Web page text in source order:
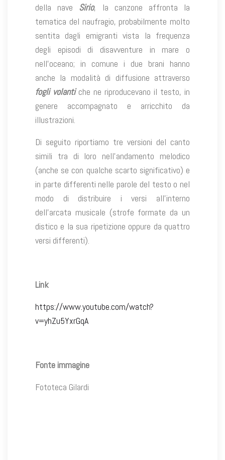
della nave Sirio, la canzone affronta la
tematica del naufragio, probabilmente molto
sentita dagli emigranti vista la frequenza
degli episodi di disavventure in mare o
nell’oceano; in comune i due brani hanno
anche la modalità di diffusione attraverso
fogli volantiche ne riproducevano il testo, in
genere accompagnato e arricchito da
illustrazioni.
Di seguito riportiamo tre versioni del canto
simili tra di loro nell’andamento melodico
(anche se con qualche scarto significativo) e
in parte differenti nelle parole del testo o nel
modo di distribuire i versi all’interno
dell’arcata musicale (strofe formate da un
distico e la sua ripetizione oppure da quattro
versi differenti).
Link
https://www.youtube.com/watch?
v=yhZu5YxrGqA
Fonte immagine
Fototeca Gilardi